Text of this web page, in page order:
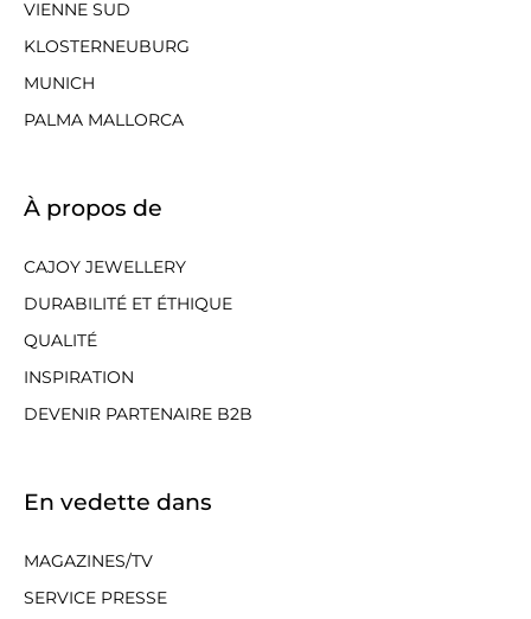
VIENNE SUD
KLOSTERNEUBURG
MUNICH
PALMA MALLORCA
À propos de
CAJOY JEWELLERY
DURABILITÉ ET ÉTHIQUE
QUALITÉ
INSPIRATION
DEVENIR PARTENAIRE B2B
En vedette dans
MAGAZINES/TV
SERVICE PRESSE